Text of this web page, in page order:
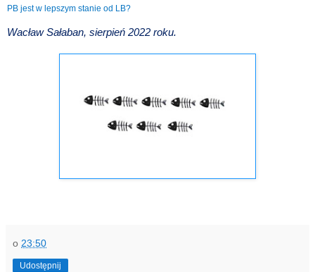
PB jest w lepszym stanie od LB?
Wacław Sałaban, sierpień 2022 roku.
o 23:50
Udostępnij